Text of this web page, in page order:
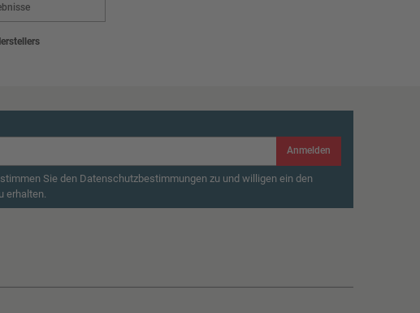
Anmelden
Sie den Datenschutzbestimmungen zu und willigen ein den
erhalten.